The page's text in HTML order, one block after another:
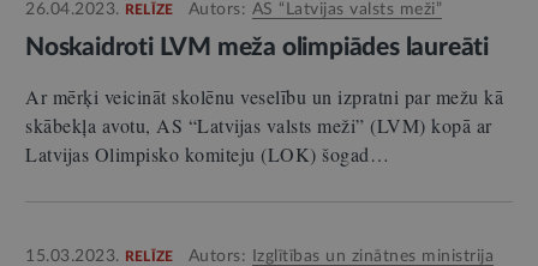
26.04.2023. RELĪZE Autors: AS “Latvijas valsts meži”
Noskaidroti LVM meža olimpiādes laureāti
Ar mērķi veicināt skolēnu veselību un izpratni par mežu kā
skābekļa avotu, AS “Latvijas valsts meži” (LVM) kopā ar
Latvijas Olimpisko komiteju (LOK) šogad…
15.03.2023. RELĪZE Autors: Izglītības un zinātnes ministrija